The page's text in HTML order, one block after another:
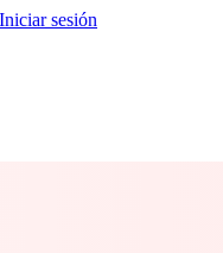
Iniciar sesión